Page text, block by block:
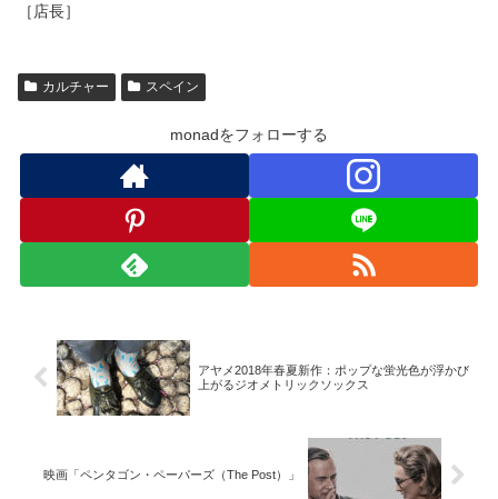
［店長］
カルチャー スペイン
monadをフォローする
アヤメ2018年春夏新作：ポップな蛍光色が浮かび
上がるジオメトリックソックス
映画「ペンタゴン・ペーパーズ（The Post）」